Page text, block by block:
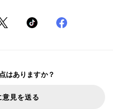
はありますか？
意見を送る